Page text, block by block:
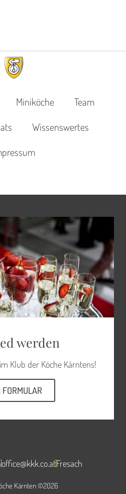
Miniköche
Team
Wissenswertes
werden
Klub der Köche Kärntens!
FORMULAR
Kärnten ©2026
office@kkk.co.atFresach